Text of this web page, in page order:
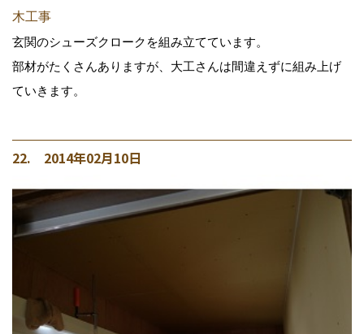
木工事
玄関のシューズクロークを組み立てています。
部材がたくさんありますが、大工さんは間違えずに組み上げ
ていきます。
22. 2014年02月10日